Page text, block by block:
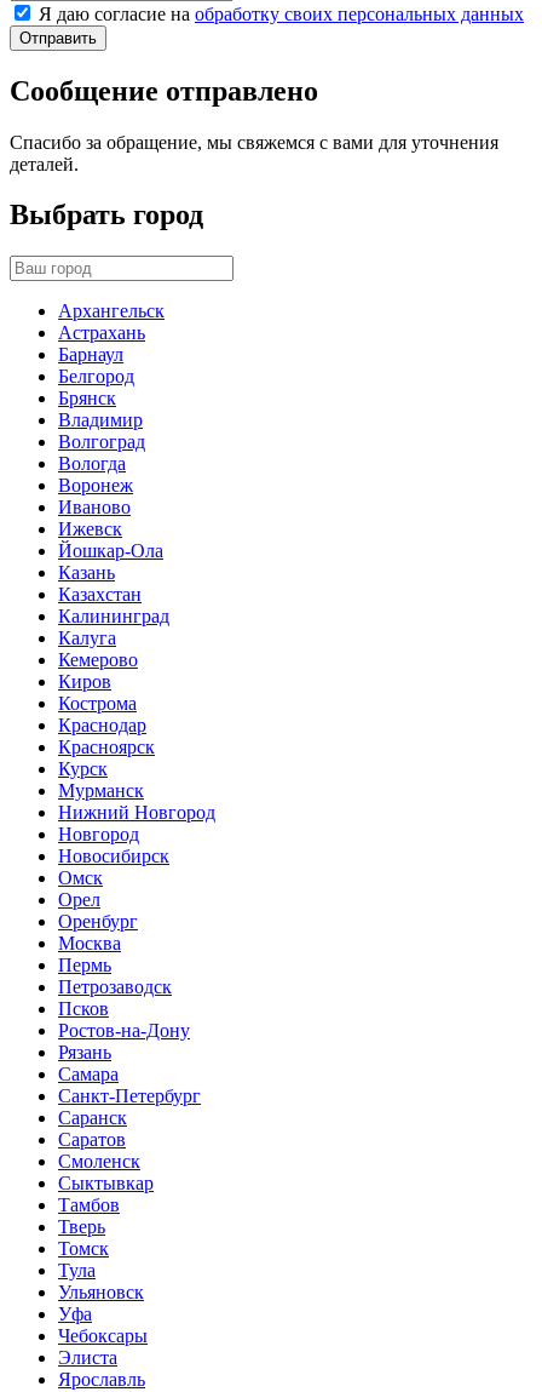
Я даю согласие на обработку своих персональных данных
Отправить
Сообщение отправлено
Спасибо за обращение, мы свяжемся с вами для уточнения
деталей.
Выбрать город
Архангельск
Астрахань
Барнаул
Белгород
Брянск
Владимир
Волгоград
Вологда
Воронеж
Иваново
Ижевск
Йошкар-Ола
Казань
Казахстан
Калининград
Калуга
Кемерово
Киров
Кострома
Краснодар
Красноярск
Курск
Мурманск
Нижний Новгород
Новгород
Новосибирск
Омск
Орел
Оренбург
Москва
Пермь
Петрозаводск
Псков
Ростов-на-Дону
Рязань
Самара
Санкт-Петербург
Саранск
Саратов
Смоленск
Сыктывкар
Тамбов
Тверь
Томск
Тула
Ульяновск
Уфа
Чебоксары
Элиста
Ярославль